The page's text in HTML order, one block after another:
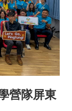
營隊屏東